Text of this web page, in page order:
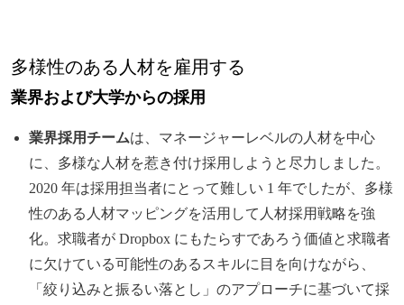
多様性のある人材を雇用する
業界および大学からの採用
業界採用チームは、マネージャーレベルの人材を中心
に、多様な人材を惹き付け採用しようと尽力しました。
2020 年は採用担当者にとって難しい 1 年でしたが、多様
性のある人材マッピングを活用して人材採用戦略を強
化。求職者が Dropbox にもたらすであろう価値と求職者
に欠けている可能性のあるスキルに目を向けながら、
「絞り込みと振るい落とし」のアプローチに基づいて採